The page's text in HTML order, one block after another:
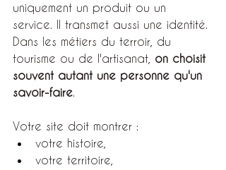
uniquement un produit ou un
service. Il transmet aussi une identité.
Dans les métiers du terroir, du
tourisme ou de l'artisanat, on choisit
souvent autant une personne qu'un
savoir-faire.
Votre site doit montrer :
votre histoire,
votre territoire,